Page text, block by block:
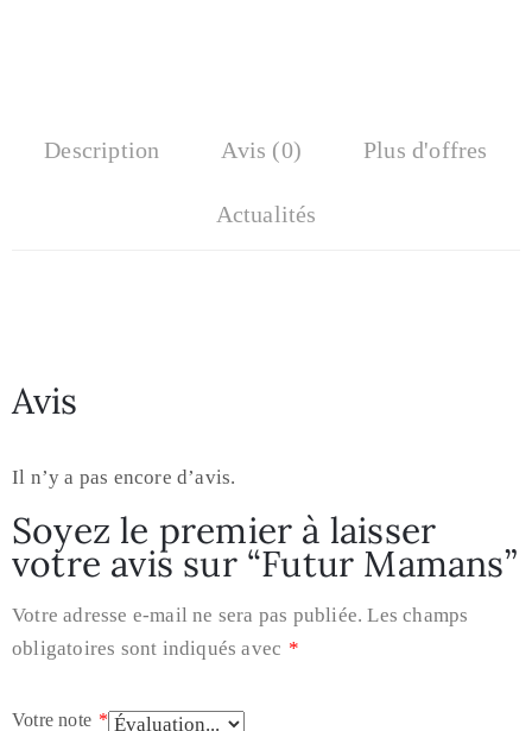
Description Avis (0) Plus d'offres
Actualités
Avis
Il n’y a pas encore d’avis.
Soyez le premier à laisser
votre avis sur “Futur Mamans”
Votre adresse e-mail ne sera pas publiée. Les champs
obligatoires sont indiqués avec *
Votre note *